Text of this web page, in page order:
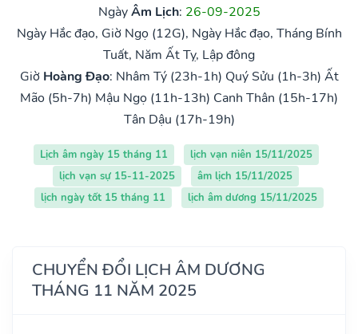
NgàyÂm Lịch: 26-09-2025
Ngày Hắc đạo, Giờ Ngọ (12G), Ngày Hắc đạo, Tháng Bính
Tuất, Năm Ất Tỵ, Lập đông
Giờ Hoàng Đạo: Nhâm Tý (23h-1h) Quý Sửu (1h-3h) Ất
Mão (5h-7h) Mậu Ngọ (11h-13h) Canh Thân (15h-17h)
Tân Dậu (17h-19h)
Lịch âm ngày 15 tháng 11
lịch vạn niên 15/11/2025
lịch vạn sự 15-11-2025
âm lịch 15/11/2025
lịch ngày tốt 15 tháng 11
lịch âm dương 15/11/2025
CHUYỂN ĐỔI LỊCH ÂM DƯƠNG
THÁNG 11 NĂM 2025